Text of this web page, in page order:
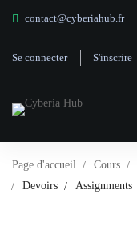
contact@cyberiahub.fr
Se connecter S'inscrire
Page d'accueil Cours
Devoirs
Assignments